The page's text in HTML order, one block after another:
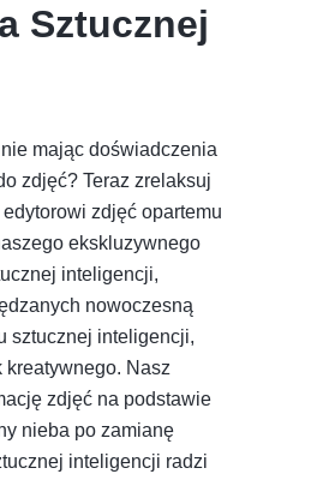
Sztucznej
mając doświadczenia
zdjęć? Teraz zrelaksuj
zdjęć opartemu
ekskluzywnego
inteligencji,
nowoczesną
sztucznej inteligencji,
Nasz
zdjęć na podstawie
nieba po zamianę
inteligencji radzi